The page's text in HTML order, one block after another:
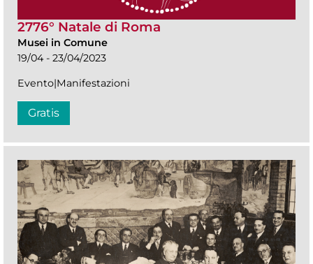
2776° Natale di Roma
Musei in Comune
19/04 - 23/04/2023
Evento|Manifestazioni
Gratis